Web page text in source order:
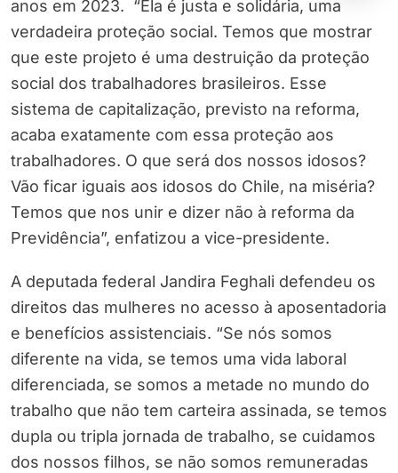
anos em 2023. “Ela é justa e solidária, uma
verdadeira proteção social. Temos que mostrar
que este projeto é uma destruição da proteção
social dos trabalhadores brasileiros. Esse
sistema de capitalização, previsto na reforma,
acaba exatamente com essa proteção aos
trabalhadores. O que será dos nossos idosos?
Vão ficar iguais aos idosos do Chile, na miséria?
Temos que nos unir e dizer não à reforma da
Previdência”, enfatizou a vice-presidente.
A deputada federal Jandira Feghali defendeu os
direitos das mulheres no acesso à aposentadoria
e benefícios assistenciais. “Se nós somos
diferente na vida, se temos uma vida laboral
diferenciada, se somos a metade no mundo do
trabalho que não tem carteira assinada, se temos
dupla ou tripla jornada de trabalho, se cuidamos
dos nossos filhos, se não somos remuneradas